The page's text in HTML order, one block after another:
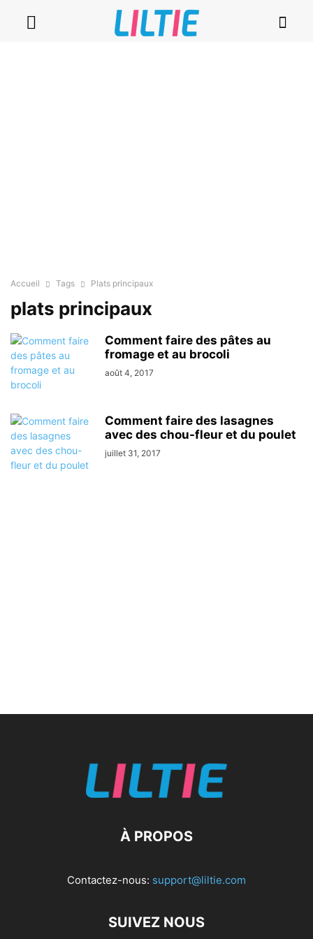
Accueil Tags Plats principaux
plats principaux
Comment faire des pâtes au
fromage et au brocoli
août 4, 2017
Comment faire des lasagnes
avec des chou-fleur et du poulet
juillet 31, 2017
À PROPOS
Contactez-nous: support@liltie.com
SUIVEZ NOUS